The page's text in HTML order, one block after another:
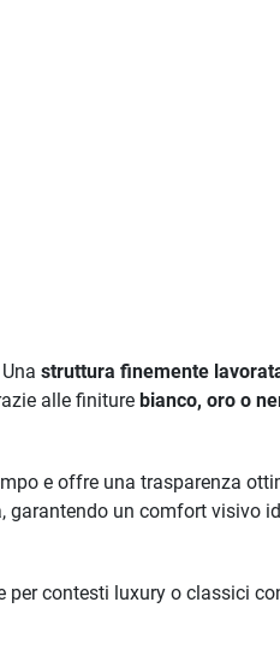
struttura finemente
alle finiture bianco, oro o
e offre una trasparenza
garantendo un comfort visivo
per contesti luxury o classici